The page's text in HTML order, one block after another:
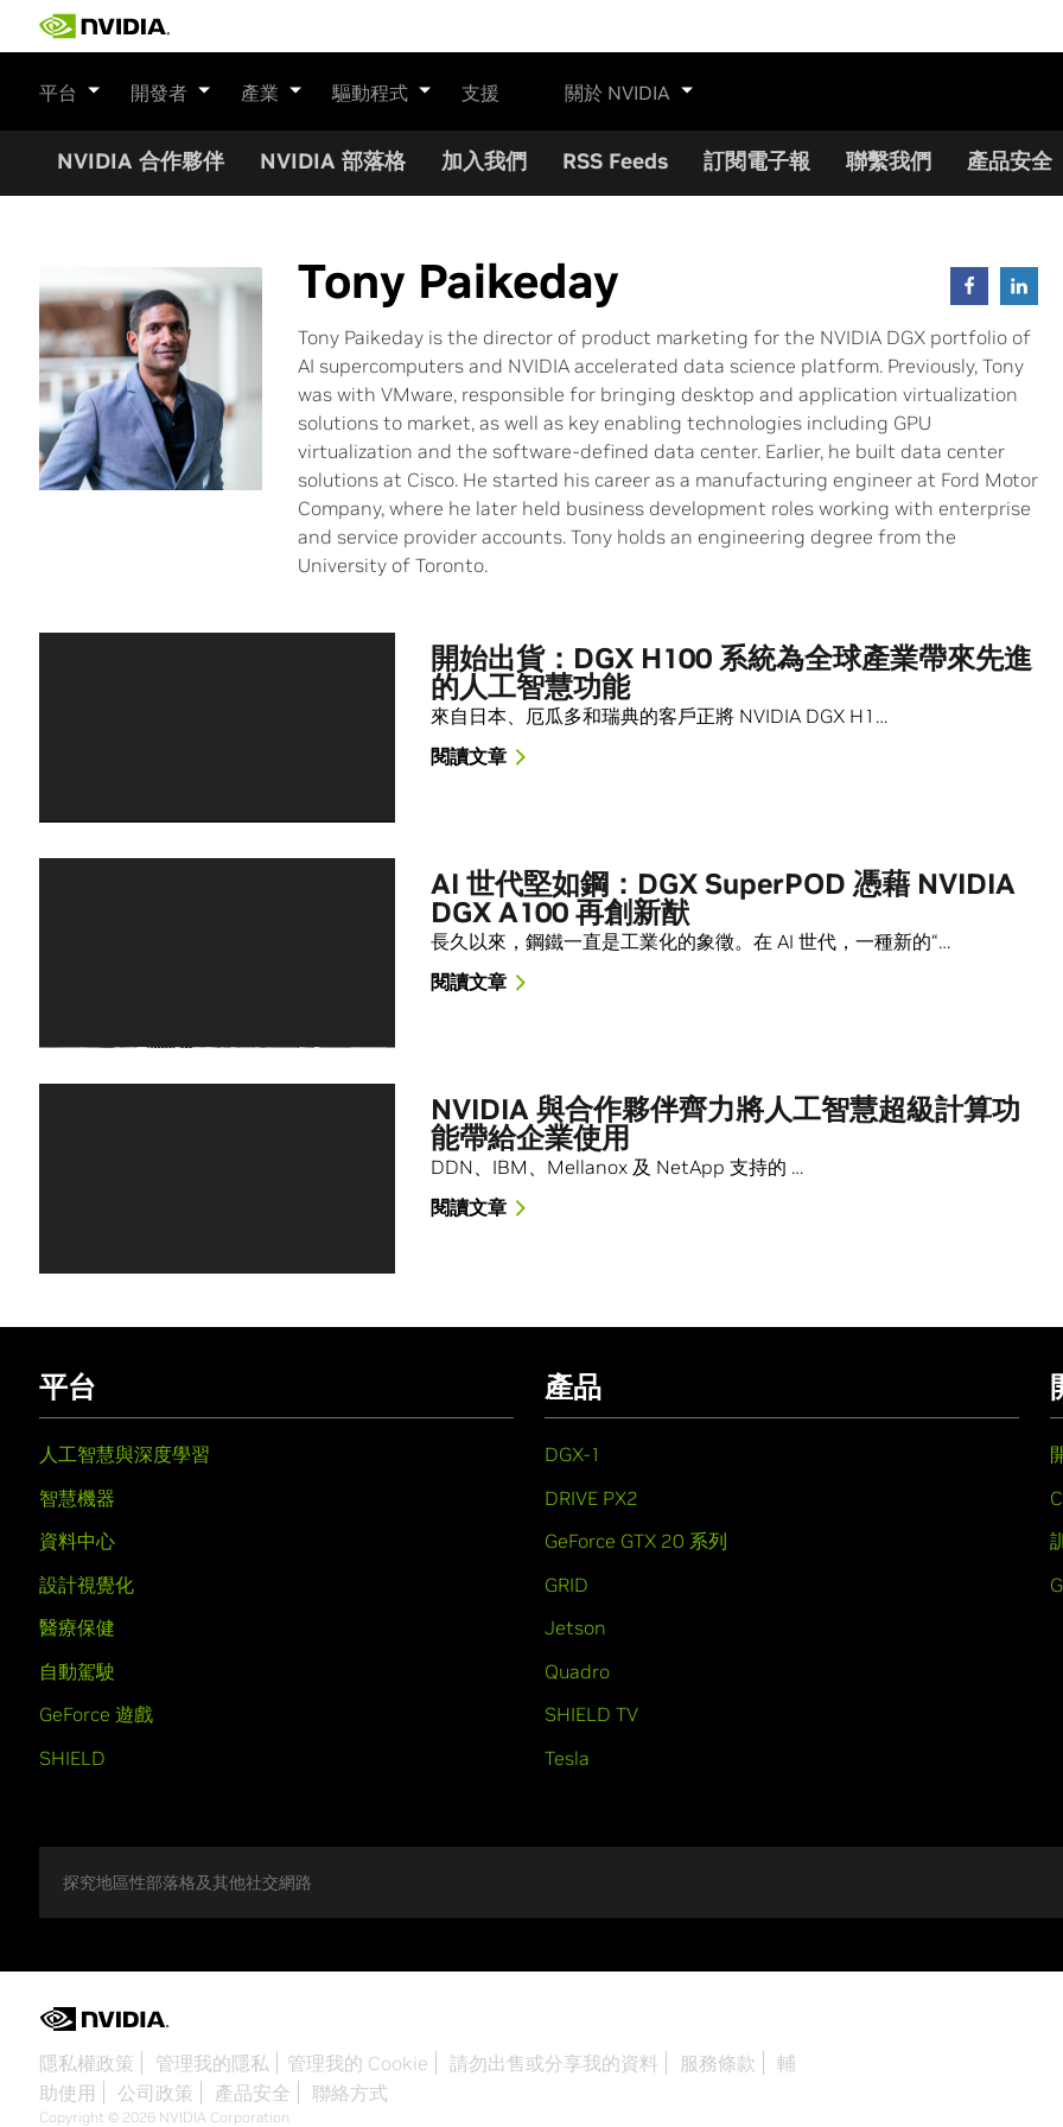
平台 開發者 產業 驅動程式 支援 關於 NVIDIA
NVIDIA 合作夥伴 NVIDIA 部落格 加入我們 RSS Feeds 訂閱電子報 聯繫我們 產品安全
Tony Paikeday
Tony Paikeday is the director of product marketing for the NVIDIA DGX portfolio of
AI supercomputers and NVIDIA accelerated data science platform. Previously, Tony
was with VMware, responsible for bringing desktop and application virtualization
solutions to market, as well as key enabling technologies including GPU
virtualization and the software-defined data center. Earlier, he built data center
solutions at Cisco. He started his career as a manufacturing engineer at Ford Motor
Company, where he later held business development roles working with enterprise
and service provider accounts. Tony holds an engineering degree from the
University of Toronto.
開始出貨：DGX H100 系統為全球產業帶來先進
的人工智慧功能
來自日本、厄瓜多和瑞典的客戶正將 NVIDIA DGX H1…
閱讀文章
AI 世代堅如鋼：DGX SuperPOD 憑藉 NVIDIA
DGX A100 再創新猷
長久以來，鋼鐵一直是工業化的象徵。在 AI 世代，一種新的“…
閱讀文章
NVIDIA 與合作夥伴齊力將人工智慧超級計算功
能帶給企業使用
DDN、IBM、Mellanox 及 NetApp 支持的 …
閱讀文章
平台
人工智慧與深度學習
智慧機器
資料中心
設計視覺化
醫療保健
自動駕駛
GeForce 遊戲
SHIELD
產品
DGX-1
DRIVE PX2
GeForce GTX 20 系列
GRID
Jetson
Quadro
SHIELD TV
Tesla
探究地區性部落格及其他社交網路
隱私權政策 管理我的隱私 管理我的 Cookie 請勿出售或分享我的資料 服務條款
輔
助使用
公司政策 產品安全 聯絡方式
Copyright © 2026 NVIDIA Corporation